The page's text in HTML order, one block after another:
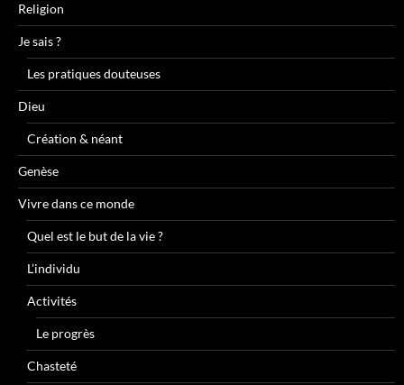
Religion
Je sais ?
Les pratiques douteuses
Dieu
Création & néant
Genèse
Vivre dans ce monde
Quel est le but de la vie ?
L’individu
Activités
Le progrès
Chasteté